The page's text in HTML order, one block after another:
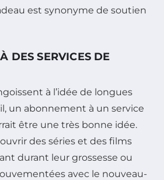
est synonyme de soutien
DES SERVICES DE
à l’idée de longues
un abonnement à un service
être une très bonne idée.
des séries et des films
durant leur grossesse ou
avec le nouveau-